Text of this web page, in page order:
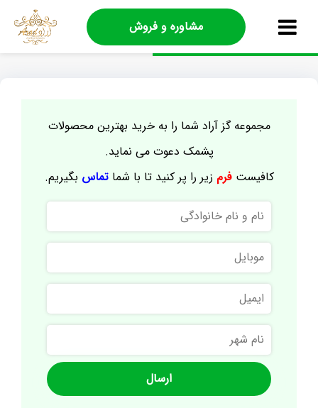
مشاوره و فروش
مجموعه گز آراد شما را به خرید بهترین محصولات
پشمک دعوت می نماید.
کافیستفرم زیر را پر کنید تا با شماتماس بگیریم.
نام
و
نام
خانوادگی
موبایل
ایمیل
نام
شهر